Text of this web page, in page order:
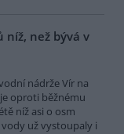
níž, než bývá v
nádrže Vír na
oproti běžnému
níž asi o osm
už vystoupaly i